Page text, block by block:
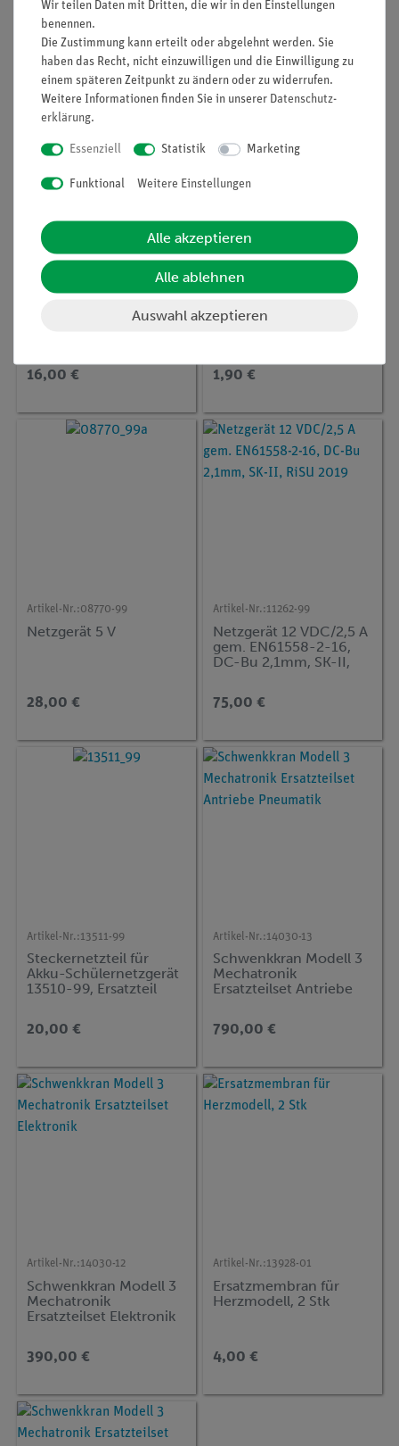
Stück
20,00 €
Stück
17,60 €
Artikel-Nr.:
weithals, klar, diverse
16,00 €
Artikel-Nr.:
Schraubverschluss,
1,90 €
Artikel-Nr.:08770-99
Netzgerät 5 V
28,00 €
Artikel-Nr.:11262-99
Netzgerät 12 VDC/2,5 A
gem. EN61558-2-16,
DC-Bu 2,1mm, SK-II,
75,00 €
Artikel-Nr.:13511-99
Steckernetzteil für
Akku-Schülernetzgerät
13510-99, Ersatzteil
20,00 €
Artikel-Nr.:14030-13
Schwenkkran Modell 3
Mechatronik
Ersatzteilset Antriebe
790,00 €
Artikel-Nr.:14030-12
Schwenkkran Modell 3
Mechatronik
Ersatzteilset Elektronik
390,00 €
Artikel-Nr.:13928-01
Ersatzmembran für
Herzmodell, 2 Stk
4,00 €
Wir teilen Daten mit Dritten, die wir in den Einstellungen
benennen.
Die Zustimmung kann erteilt oder abgelehnt werden. Sie
haben das Recht, nicht einzuwilligen und die Einwilligung zu
einem späteren Zeitpunkt zu ändern oder zu widerrufen.
Weitere Informationen finden Sie in unserer Daten­schutz­
erklärung.
Essenziell Statistik Marketing
Funktional Weitere Einstellungen
Alle akzeptieren
Alle ablehnen
Auswahl akzeptieren